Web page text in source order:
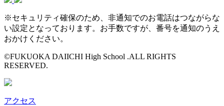
※セキュリティ確保のため、非通知でのお電話はつながらな
い設定となっております。お手数ですが、番号を通知のうえ
おかけください。
©FUKUOKA DAIICHI High School .ALL RIGHTS
RESERVED.
アクセス